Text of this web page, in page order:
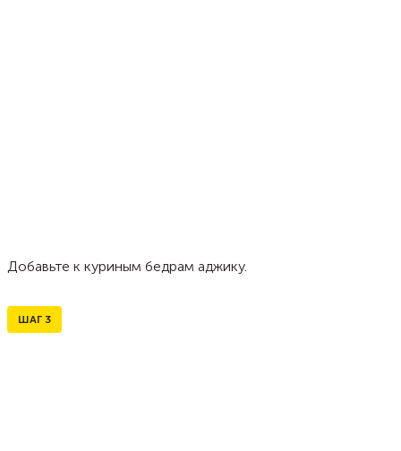
Добавьте к куриным бедрам аджику.
ШАГ 3